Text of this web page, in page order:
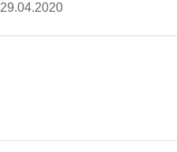
29.04.2020